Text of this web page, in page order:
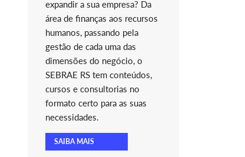
expandir a sua empresa? Da
área de finanças aos recursos
humanos, passando pela
gestão de cada uma das
dimensões do negócio, o
SEBRAE RS tem conteúdos,
cursos e consultorias no
formato certo para as suas
necessidades.
SAIBA MAIS